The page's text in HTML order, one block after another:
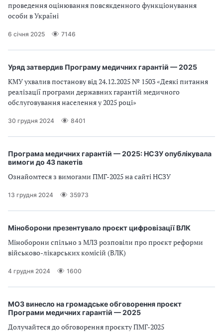
проведення оцінювання повсякденного функціонування
особи в Україні
6 січня 2025 7146
Уряд затвердив Програму медичних гарантій — 2025
КМУ ухвалив постанову від 24.12.2025 № 1503 «Деякі питання
реалізації програми державних гарантій медичного
обслуговування населення у 2025 році»
30 грудня 2024 8401
Програма медичних гарантій — 2025: НСЗУ опублікувала
вимоги до 43 пакетів
Ознайомтеся з вимогами ПМГ-2025 на сайті НСЗУ
13 грудня 2024 35973
Міноборони презентувало проєкт цифровізації ВЛК
Міноборони спільно з МЛЗ розповіли про проєкт реформи
військово-лікарських комісій (ВЛК)
4 грудня 2024 1600
МОЗ винесло на громадське обговорення проєкт
Програми медичних гарантій — 2025
Долучайтеся до обговорення проєкту ПМГ-2025